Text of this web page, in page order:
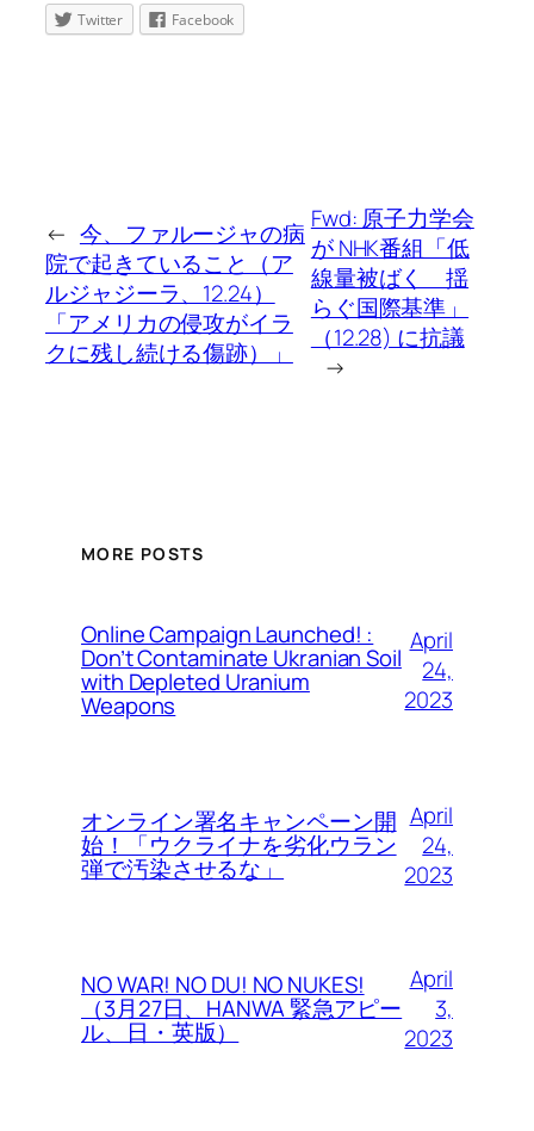
Twitter
Facebook
← 今、ファルージャの病
院で起きていること（ア
ルジャジーラ、12.24）
「アメリカの侵攻がイラ
クに残し続ける傷跡）」
Fwd: 原子力学会
が NHK番組「低
線量被ばく 揺
らぐ国際基準」
（12.28) に抗議
→
MORE POSTS
Online Campaign Launched! :
Don’t Contaminate Ukranian Soil
with Depleted Uranium
Weapons
April
24,
2023
オンライン署名キャンペーン開
始！「ウクライナを劣化ウラン
弾で汚染させるな」
April
24,
2023
NO WAR! NO DU! NO NUKES!
（3月27日、HANWA 緊急アピー
ル、日・英版）
April
3,
2023